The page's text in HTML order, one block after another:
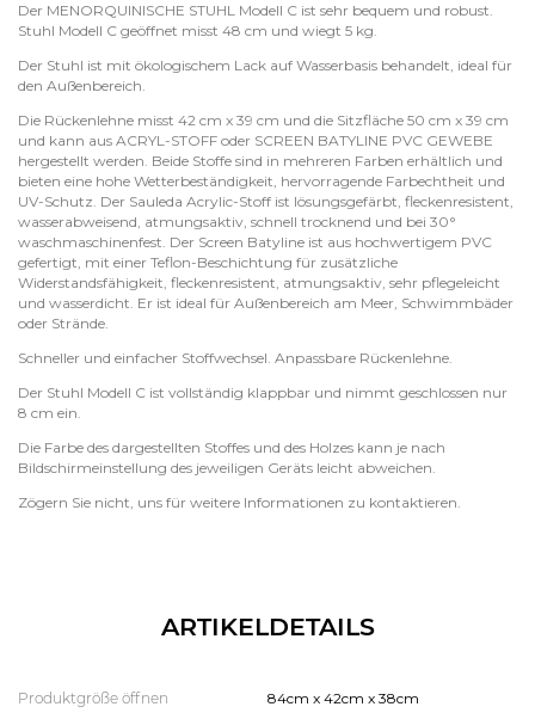
Der MENORQUINISCHE STUHL Modell C ist sehr bequem und robust.
Stuhl Modell C geöffnet misst 48 cm und wiegt 5 kg.
Der Stuhl ist mit ökologischem Lack auf Wasserbasis behandelt, ideal für
den Außenbereich.
Die Rückenlehne misst 42 cm x 39 cm und die Sitzfläche 50 cm x 39 cm
und kann aus ACRYL-STOFF oder SCREEN BATYLINE PVC GEWEBE
hergestellt werden. Beide Stoffe sind in mehreren Farben erhältlich und
bieten eine hohe Wetterbeständigkeit, hervorragende Farbechtheit und
UV-Schutz. Der Sauleda Acrylic-Stoff ist lösungsgefärbt, fleckenresistent,
wasserabweisend, atmungsaktiv, schnell trocknend und bei 30°
waschmaschinenfest. Der Screen Batyline ist aus hochwertigem PVC
gefertigt, mit einer Teflon-Beschichtung für zusätzliche
Widerstandsfähigkeit, fleckenresistent, atmungsaktiv, sehr pflegeleicht
und wasserdicht. Er ist ideal für Außenbereich am Meer, Schwimmbäder
oder Strände.
Schneller und einfacher Stoffwechsel. Anpassbare Rückenlehne.
Der Stuhl Modell C ist vollständig klappbar und nimmt geschlossen nur
8 cm ein.
Die Farbe des dargestellten Stoffes und des Holzes kann je nach
Bildschirmeinstellung des jeweiligen Geräts leicht abweichen.
Zögern Sie nicht, uns für weitere Informationen zu kontaktieren.
ARTIKELDETAILS
Produktgröße öffnen 84cm x 42cm x 38cm